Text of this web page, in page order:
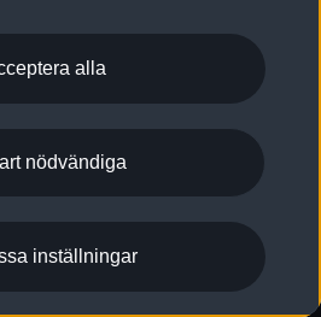
- Hur påverkas min bil av detta?
Återförsäljare
om dataläcka
cookies
alla
nödvändiga
inställningar